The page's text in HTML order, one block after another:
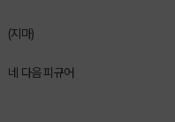
(지마)
네 다음 피규어